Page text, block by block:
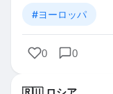
#ヨーロッパ
0 0